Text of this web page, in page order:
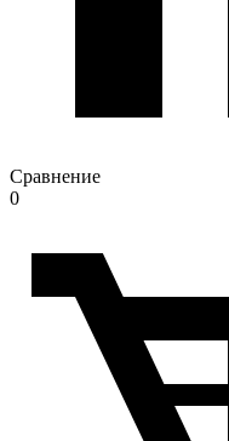
Сравнение
0